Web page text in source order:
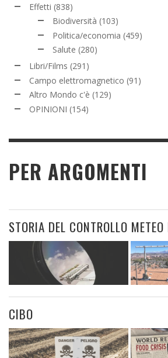
Effetti (838)
Biodiversità (103)
Politica/economia (459)
Salute (280)
Libri/Films (291)
Campo elettromagnetico (91)
Altro Mondo c'è (129)
OPINIONI (154)
PER ARGOMENTI
STORIA DEL CONTROLLO
CIBO